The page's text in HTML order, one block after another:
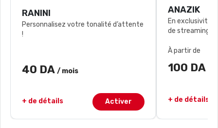
RANINI
Personnalisez votre tonalité d’attente
40 DA / mois
+ de détails Activer
ANAZIK
En exclusivité
À partir de
100 DA
+ de détails